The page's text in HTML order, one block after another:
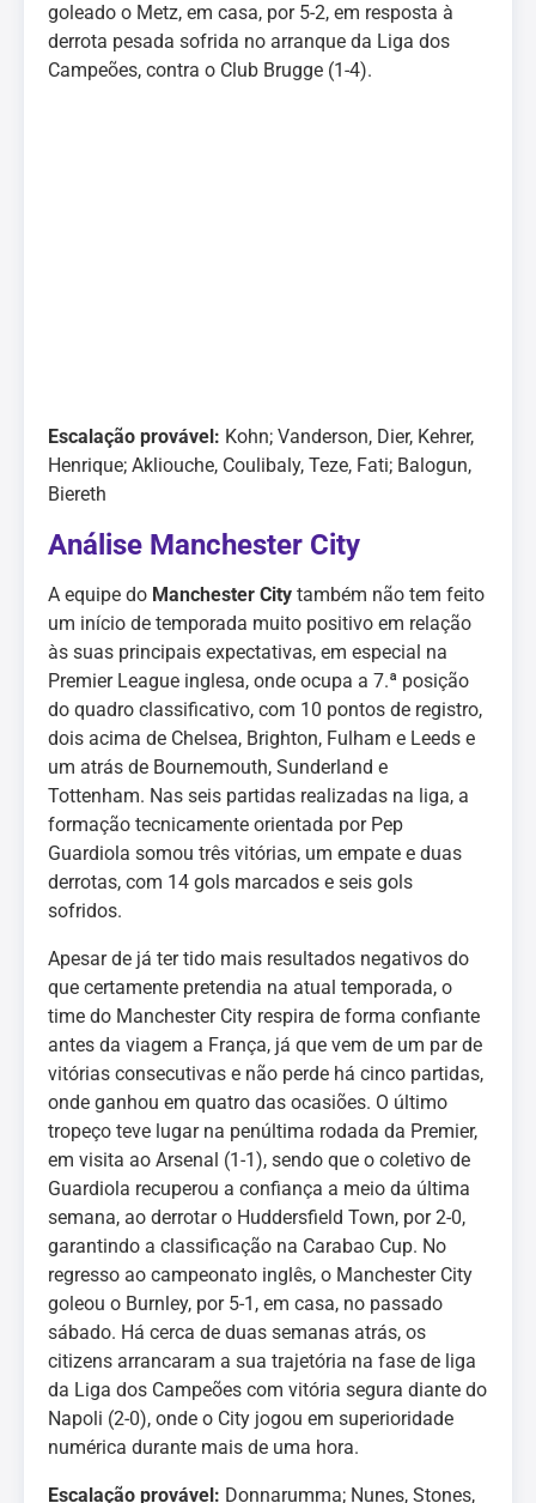
goleado o Metz, em casa, por 5-2, em resposta à
derrota pesada sofrida no arranque da Liga dos
Campeões, contra o Club Brugge (1-4).
Escalação provável: Kohn; Vanderson, Dier, Kehrer,
Henrique; Akliouche, Coulibaly, Teze, Fati; Balogun,
Biereth
Análise Manchester City
A equipe do Manchester City também não tem feito
um início de temporada muito positivo em relação
às suas principais expectativas, em especial na
Premier League inglesa, onde ocupa a 7.ª posição
do quadro classificativo, com 10 pontos de registro,
dois acima de Chelsea, Brighton, Fulham e Leeds e
um atrás de Bournemouth, Sunderland e
Tottenham. Nas seis partidas realizadas na liga, a
formação tecnicamente orientada por Pep
Guardiola somou três vitórias, um empate e duas
derrotas, com 14 gols marcados e seis gols
sofridos.
Apesar de já ter tido mais resultados negativos do
que certamente pretendia na atual temporada, o
time do Manchester City respira de forma confiante
antes da viagem a França, já que vem de um par de
vitórias consecutivas e não perde há cinco partidas,
onde ganhou em quatro das ocasiões. O último
tropeço teve lugar na penúltima rodada da Premier,
em visita ao Arsenal (1-1), sendo que o coletivo de
Guardiola recuperou a confiança a meio da última
semana, ao derrotar o Huddersfield Town, por 2-0,
garantindo a classificação na Carabao Cup. No
regresso ao campeonato inglês, o Manchester City
goleou o Burnley, por 5-1, em casa, no passado
sábado. Há cerca de duas semanas atrás, os
citizens arrancaram a sua trajetória na fase de liga
da Liga dos Campeões com vitória segura diante do
Napoli (2-0), onde o City jogou em superioridade
numérica durante mais de uma hora.
Escalação provável: Donnarumma; Nunes, Stones,